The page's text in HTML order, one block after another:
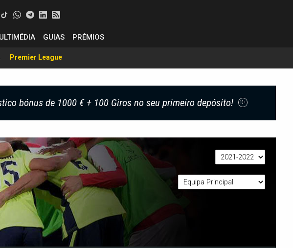
GUIAS PRÉMIOS
Premier League
bónus de 1000 € + 100 Giros no seu primeiro depósito! 18+